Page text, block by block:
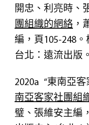
開忠、利亮時、
團組織的網絡 ，
編，頁105-248
台北：遠流出版。
2020a “東南亞
南亞客家社團組
璧、張維安主編